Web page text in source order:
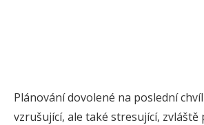
Plánování dovolené na poslední
vzrušující, ale také stresující, zvláště